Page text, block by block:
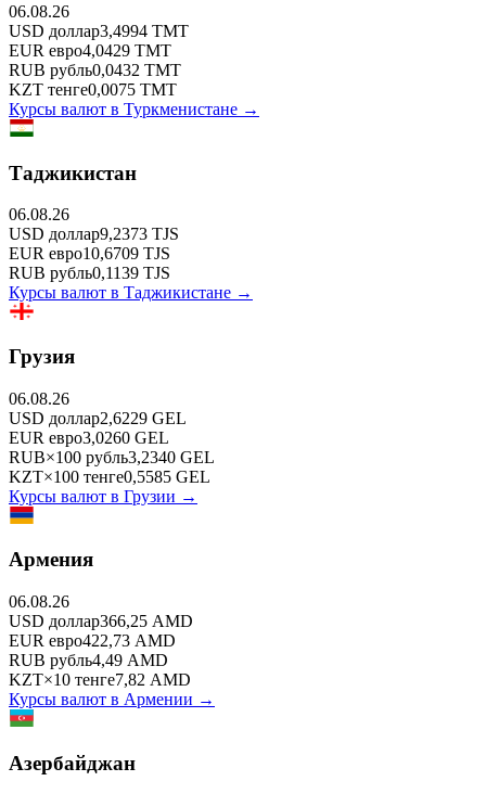
06.08.26
USD доллар3,4994 TMT
EUR евро4,0429 TMT
RUB рубль0,0432 TMT
KZT тенге0,0075 TMT
Курсы валют в Туркменистане →
Таджикистан
06.08.26
USD доллар9,2373 TJS
EUR евро10,6709 TJS
RUB рубль0,1139 TJS
Курсы валют в Таджикистане →
Грузия
06.08.26
USD доллар2,6229 GEL
EUR евро3,0260 GEL
RUB×100 рубль3,2340 GEL
KZT×100 тенге0,5585 GEL
Курсы валют в Грузии →
Армения
06.08.26
USD доллар366,25 AMD
EUR евро422,73 AMD
RUB рубль4,49 AMD
KZT×10 тенге7,82 AMD
Курсы валют в Армении →
Азербайджан